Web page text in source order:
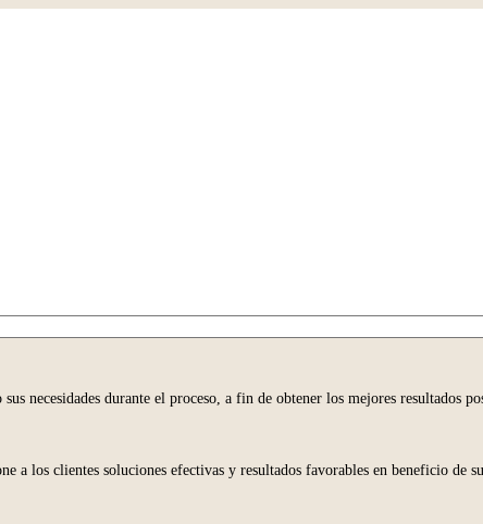
necesidades durante el proceso, a fin de obtener los mejores resultados
los clientes soluciones efectivas y resultados favorables en beneficio de